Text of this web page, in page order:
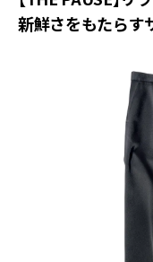
新鮮さをもたらす